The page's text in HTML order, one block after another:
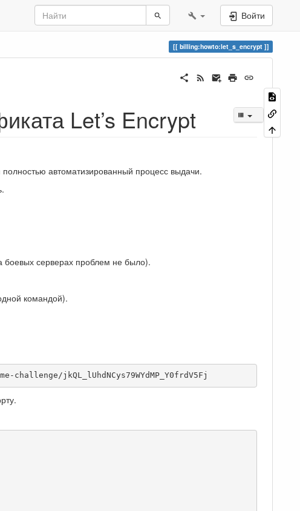
Войти
billing:howto:let_s_encrypt
Let’s Encrypt
автоматизированный процесс выдачи.
боевых серверах проблем не было).
командой).
jkQL_lUhdNCys79WYdMP_Y0frdV5Fj